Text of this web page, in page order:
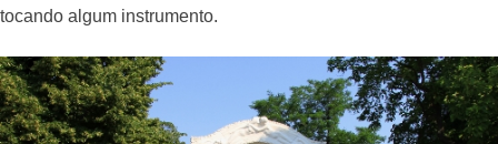
tocando algum instrumento.